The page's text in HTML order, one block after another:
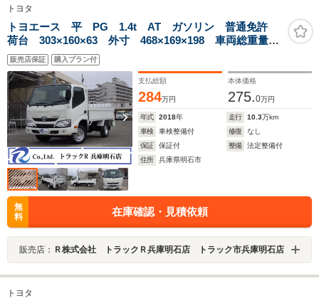
トヨタ
トヨエース 平 PG 1.4t AT ガソリン 普通免許
荷台 303×160×63 外寸 468×169×198 車両総重量
3.5t未 新普通免許 4ナンバー エンジン型式
1TR 2000cc 保証付 小型 トラック 垂直式パワー
ゲート
販売店保証 購入プラン付
支払総額
284万円
本体価格
275.0万円
年式 2018年 走行 10.3万km
車検
車検整備付 修復
なし
保証
保証付 整備
法定整備付
住所
兵庫県明石市
無
料
在庫確認・見積依頼
販売店： Ｒ株式会社 トラックＲ兵庫明石店 トラック市兵庫明石店
トヨタ